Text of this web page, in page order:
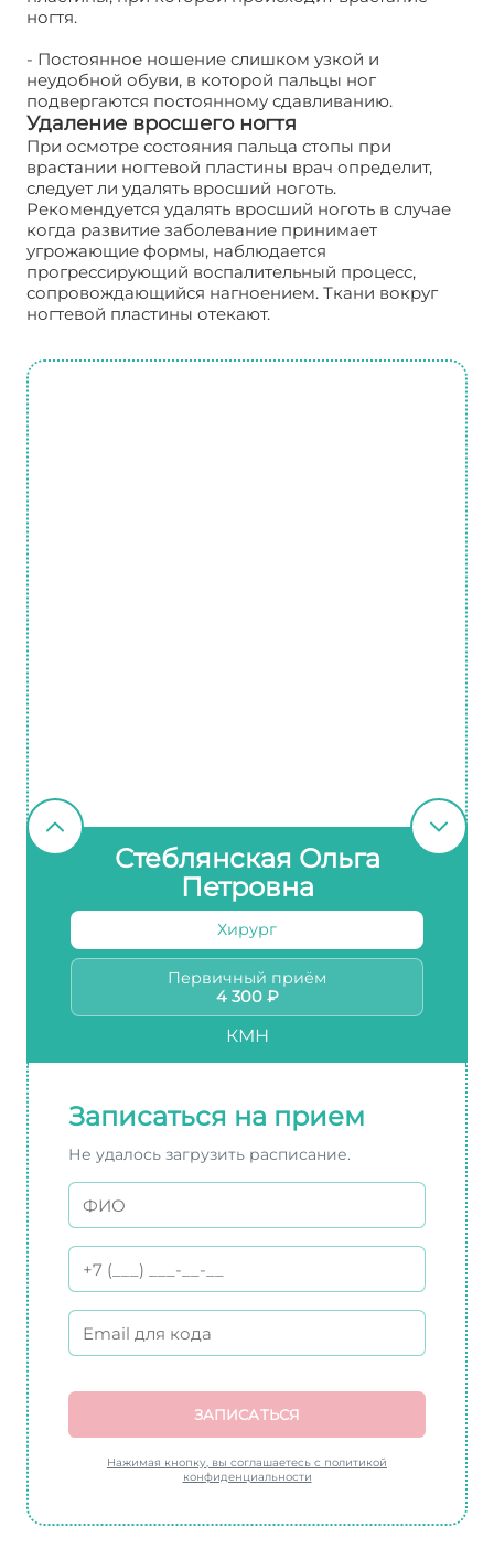
ногтя.
- Постоянное ношение слишком узкой и
неудобной обуви, в которой пальцы ног
подвергаются постоянному сдавливанию.
Удаление вросшего ногтя
При осмотре состояния пальца стопы при
врастании ногтевой пластины врач определит,
следует ли удалять вросший ноготь.
Рекомендуется удалять вросший ноготь в случае
когда развитие заболевание принимает
угрожающие формы, наблюдается
прогрессирующий воспалительный процесс,
сопровождающийся нагноением. Ткани вокруг
ногтевой пластины отекают.
Стеблянская Ольга
Петровна
Хирург
Первичный приём
4 300 ₽
КМН
Записаться на прием
Не удалось загрузить расписание.
ЗАПИСАТЬСЯ
Нажимая кнопку, вы соглашаетесь с политикой
конфиденциальности